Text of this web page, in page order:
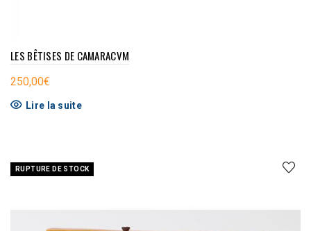
LES BÊTISES DE CAMARACVM
250,00€
Lire la suite
RUPTURE DE STOCK